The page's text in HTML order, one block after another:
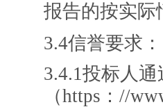
报告的按实际
3.4信誉要求：
3.4.1投标人通
（https ： //